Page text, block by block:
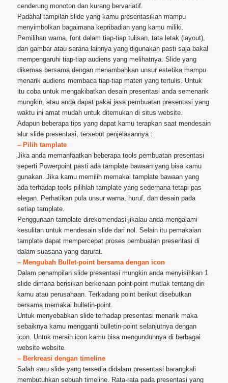
cenderung monoton dan kurang bervariatif.
Padahal tampilan slide yang kamu presentasikan mampu
menyimbolkan bagaimana kepribadian yang kamu miliki.
Pemilihan warna, font dalam tiap-tiap tulisan, tata letak (layout),
dan gambar atau sarana lainnya yang digunakan pasti saja bakal
mempengaruhi tiap-tiap audiens yang melihatnya. Slide yang
dikemas bersama dengan menambahkan unsur estetika mampu
menarik audiens membaca tiap-tiap materi yang tertulis. Untuk
itu coba untuk mengakibatkan desain presentasi anda semenarik
mungkin, atau anda dapat pakai jasa pembuatan presentasi yang
waktu ini amat mudah untuk ditemukan di situs website.
Adapun beberapa tips yang dapat kamu terapkan saat mendesain
alur slide presentasi, tersebut penjelasannya :
– Pilih tamplate
Jika anda memanfaatkan beberapa tools pembuatan presentasi
seperti Powerpoint pasti ada tamplate bawaan yang bisa kamu
gunakan. Jika kamu memilih memakai tamplate bawaan yang
ada terhadap tools pilihlah tamplate yang sederhana tetapi pas
elegan. Perhatikan pula unsur warna, huruf, dan desain pada
setiap tamplate.
Penggunaan tamplate direkomendasi jikalau anda mengalami
kesulitan untuk mendesain slide dari nol. Selain itu pemakaian
tamplate dapat mempercepat proses pembuatan presentasi di
dalam suasana yang darurat.
– Mengubah Bullet-point bersama dengan icon
Dalam penampilan slide presentasi mungkin anda menyisihkan 1
slide dimana berisikan berkenaan point-point mutlak tentang diri
kamu atau perusahaan. Terkadang point berikut disebutkan
bersama memakai bulletin-point.
Untuk menyebabkan slide terhadap presentasi menarik maka
sebaiknya kamu mengganti bulletin-point selanjutnya dengan
icon. Untuk meraih icon kamu bisa mengunduhnya di berbagai
website website.
– Berkreasi dengan timeline
Salah satu slide yang tersedia didalam presentasi barangkali
membutuhkan sebuah timeline. Rata-rata pada presentasi yang